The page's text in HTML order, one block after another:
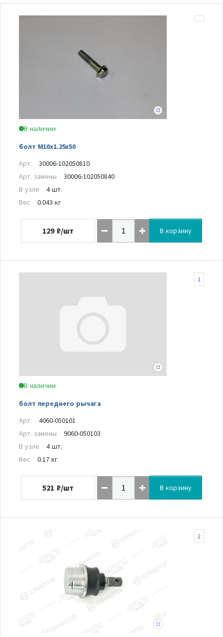
В наличии
болт M10x1.25x50
Арт.
30006-102050810
Арт. замены
30006-102050840
В узле
4 шт.
Вес
0.043 кг
129 ₽/шт В корзину
В наличии
болт переднего рычага
1
Арт.
4060-050101
Арт. замены
9060-050103
В узле
4 шт.
Вес
0.17 кг
521 ₽/шт В корзину
2